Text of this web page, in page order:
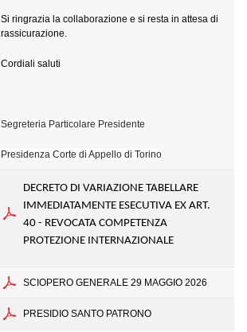
Si ringrazia la collaborazione e si resta in attesa di
rassicurazione.
Cordiali saluti
Segreteria Particolare Presidente
Presidenza Corte di Appello di Torino
DECRETO DI VARIAZIONE TABELLARE
IMMEDIATAMENTE ESECUTIVA EX ART.
40 - REVOCATA COMPETENZA
PROTEZIONE INTERNAZIONALE
SCIOPERO GENERALE 29 MAGGIO 2026
PRESIDIO SANTO PATRONO